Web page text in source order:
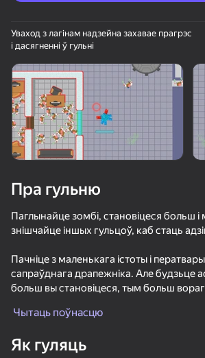
Загрузка
Уваход з лагінам надзейна захавае прагрэс
і дасягненні ў гульні
Пра гульню
Паглынайце зомбі, становіцеся больш
знішчайце іншых гульцоў, каб стаць
Пачніце з маленькага істоты і
сапраўднага драпежніка. Але будзьце
больш вы становіцеся, тым больш
Чытаць поўнасцю
Як гуляць